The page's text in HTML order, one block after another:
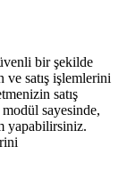
bir şekilde
ve satış işlemlerini
satış
sayesinde,
yapabilirsiniz.